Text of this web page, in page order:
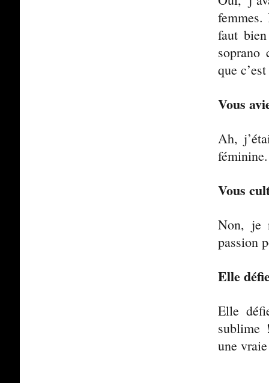
faut
que
Vous
Ah,
Vous
Non, je
passion
Elle
Elle
sublime
une